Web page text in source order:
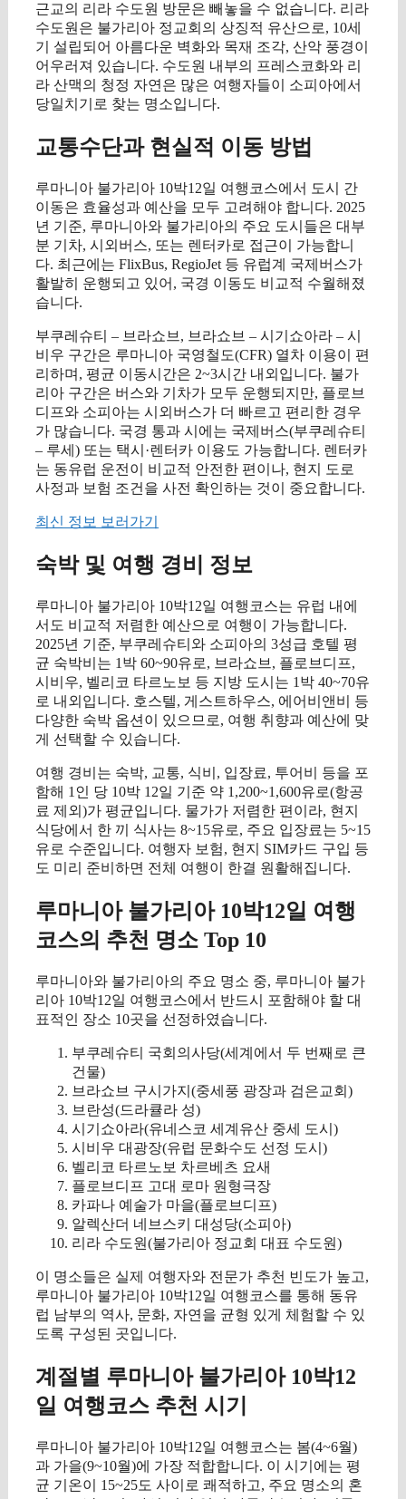
근교의 리라 수도원 방문은 빼놓을 수 없습니다. 리라
수도원은 불가리아 정교회의 상징적 유산으로, 10세
기 설립되어 아름다운 벽화와 목재 조각, 산악 풍경이
어우러져 있습니다. 수도원 내부의 프레스코화와 리
라 산맥의 청정 자연은 많은 여행자들이 소피아에서
당일치기로 찾는 명소입니다.
교통수단과 현실적 이동 방법
루마니아 불가리아 10박12일 여행코스에서 도시 간
이동은 효율성과 예산을 모두 고려해야 합니다. 2025
년 기준, 루마니아와 불가리아의 주요 도시들은 대부
분 기차, 시외버스, 또는 렌터카로 접근이 가능합니
다. 최근에는 FlixBus, RegioJet 등 유럽계 국제버스가
활발히 운행되고 있어, 국경 이동도 비교적 수월해졌
습니다.
부쿠레슈티 – 브라쇼브, 브라쇼브 – 시기쇼아라 – 시
비우 구간은 루마니아 국영철도(CFR) 열차 이용이 편
리하며, 평균 이동시간은 2~3시간 내외입니다. 불가
리아 구간은 버스와 기차가 모두 운행되지만, 플로브
디프와 소피아는 시외버스가 더 빠르고 편리한 경우
가 많습니다. 국경 통과 시에는 국제버스(부쿠레슈티
– 루세) 또는 택시·렌터카 이용도 가능합니다. 렌터카
는 동유럽 운전이 비교적 안전한 편이나, 현지 도로
사정과 보험 조건을 사전 확인하는 것이 중요합니다.
최신 정보 보러가기
숙박 및 여행 경비 정보
루마니아 불가리아 10박12일 여행코스는 유럽 내에
서도 비교적 저렴한 예산으로 여행이 가능합니다.
2025년 기준, 부쿠레슈티와 소피아의 3성급 호텔 평
균 숙박비는 1박 60~90유로, 브라쇼브, 플로브디프,
시비우, 벨리코 타르노보 등 지방 도시는 1박 40~70유
로 내외입니다. 호스텔, 게스트하우스, 에어비앤비 등
다양한 숙박 옵션이 있으므로, 여행 취향과 예산에 맞
게 선택할 수 있습니다.
여행 경비는 숙박, 교통, 식비, 입장료, 투어비 등을 포
함해 1인 당 10박 12일 기준 약 1,200~1,600유로(항공
료 제외)가 평균입니다. 물가가 저렴한 편이라, 현지
식당에서 한 끼 식사는 8~15유로, 주요 입장료는 5~15
유로 수준입니다. 여행자 보험, 현지 SIM카드 구입 등
도 미리 준비하면 전체 여행이 한결 원활해집니다.
루마니아 불가리아 10박12일 여행
코스의 추천 명소 Top 10
루마니아와 불가리아의 주요 명소 중, 루마니아 불가
리아 10박12일 여행코스에서 반드시 포함해야 할 대
표적인 장소 10곳을 선정하였습니다.
부쿠레슈티 국회의사당(세계에서 두 번째로 큰
건물)
브라쇼브 구시가지(중세풍 광장과 검은교회)
브란성(드라큘라 성)
시기쇼아라(유네스코 세계유산 중세 도시)
시비우 대광장(유럽 문화수도 선정 도시)
벨리코 타르노보 차르베츠 요새
플로브디프 고대 로마 원형극장
카파나 예술가 마을(플로브디프)
알렉산더 네브스키 대성당(소피아)
리라 수도원(불가리아 정교회 대표 수도원)
이 명소들은 실제 여행자와 전문가 추천 빈도가 높고,
루마니아 불가리아 10박12일 여행코스를 통해 동유
럽 남부의 역사, 문화, 자연을 균형 있게 체험할 수 있
도록 구성된 곳입니다.
계절별 루마니아 불가리아 10박12
일 여행코스 추천 시기
루마니아 불가리아 10박12일 여행코스는 봄(4~6월)
과 가을(9~10월)에 가장 적합합니다. 이 시기에는 평
균 기온이 15~25도 사이로 쾌적하고, 주요 명소의 혼